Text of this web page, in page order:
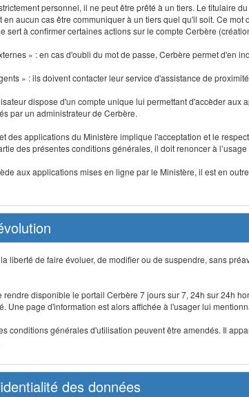
personnel, il ne peut être prêté à un tiers. Le titulaire
en aucun cas être communiquer à un tiers quel qu'il soit. Ce
sert à confirmer certaines actions sur le compte Cerbère
» : en cas d'oubli du mot de passe, Cerbère permet d'en
» : ils doivent contacter leur service d'assistance de
dispose d'un compte unique lui permettant d'accèder
par un administrateur de Cerbère.
des applications du Ministère implique l'acceptation et le
des présentes conditions générales, il doit renoncer à l’usage
aux applications mises en ligne par le Ministère, il est en
liberté de faire évoluer, de modifier ou de suspendre, sans
rendre disponible le portail Cerbère 7 jours sur 7, 24h sur 24h
Une page d'information est alors affichée à l'usager lui
conditions générales d'utilisation peuvent être amendés. Il
des données